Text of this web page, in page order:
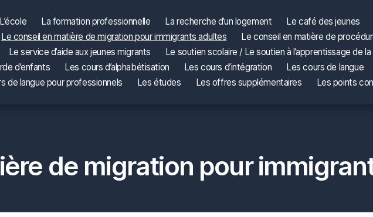
L’école La formation professionnelle La recherche d’un logement Le café des jeunes
Le conseil en matière de migration pour immigrants adultes Le conseil en matière de
Le service d’aide aux jeunes migrants Le soutien scolaire / Le soutien à l’apprentissage de la
d’enfants
Les cours d’alphabétisation Les cours d’intégration Les cours de langue
de langue pour professionnels
Les études Les offres supplémentaires Les points
de migration pour